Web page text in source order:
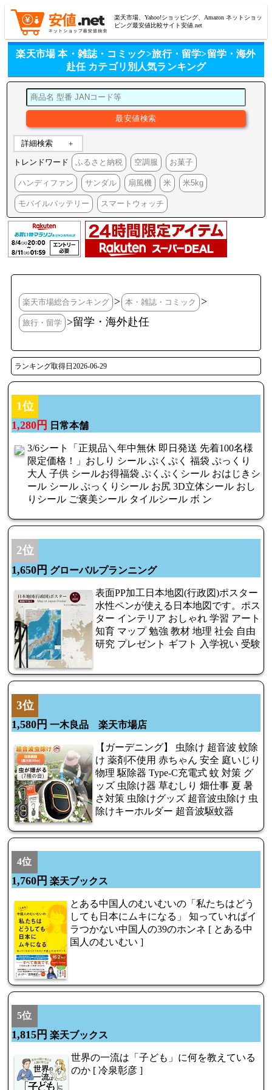
楽天市場、Yahoo!ショッピング、Amazon ネットショッ
ピング最安値比較サイト安値.net
楽天市場 本・雑誌・コミック>旅行・留学>留学・海外
赴任 カテゴリ別人気ランキング
詳細検索
トレンドワード ふるさと納税 空調服 お菓子
ハンディファン サンダル 扇風機 米 米5kg
モバイルバッテリー スマートウォッチ
楽天市場総合ランキング > 本・雑誌・コミック >
旅行・留学 >留学・海外赴任
ランキング取得日2026-06-29
1位
1,280円 日常本舗
3/6シート「正規品＼年中無休 即日発送 先着100名様
限定価格！」おしり シール ぷくぷく 福袋 ぷっくり
大人 子供 シールお得福袋 ぷくぷくシール おはじきシ
ール シール ぷっくりシール お尻 3D立体シール おし
りシール ご褒美シール タイルシール ボ ン
2位
1,650円 グローバルプランニング
表面PP加工日本地図(行政図)ポスター
水性ペンが使える日本地図です。ポス
ター インテリア おしゃれ 学習 アート
知育 マップ 勉強 教材 地理 社会 自由
研究 プレゼント ギフト 入学祝い 受験
3位
1,580円 一木良品 楽天市場店
【ガーデニング】 虫除け 超音波 蚊除
け 薬剤不使用 赤ちゃん 安全 庭いじり
物理 駆除器 Type-C充電式 蚊 対策 グ
ッズ 虫除け器 草むしり 畑仕事 夏 暑
さ対策 虫除けグッズ 超音波虫除け 虫
除けキーホルダー 超音波駆蚊器
4位
1,760円 楽天ブックス
とある中国人のむいむいの「私たちはどう
しても日本にムキになる」 知っていればイ
ラつかない中国人の39のホンネ [ とある中
国人のむいむい ]
5位
1,815円 楽天ブックス
世界の一流は「子ども」に何を教えている
のか [ 冷泉彰彦 ]